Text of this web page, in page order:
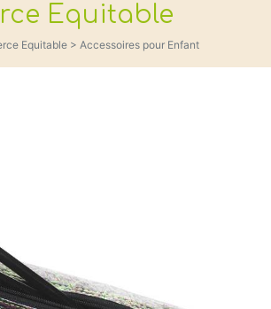
Equitable
Equitable > Accessoires pour Enfant